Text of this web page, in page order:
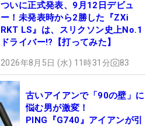
ついに正式発表、9月12日デビュ
ー！未発表時から2勝した『ZXi
RKT LS』は、スリクソン史上No.1
ドライバー!?【打ってみた】
2026年8月5日 (水) 11時31分 83
古いアイアンで「90の壁」に
悩む男が激変！
PING『G740』アイアンが引